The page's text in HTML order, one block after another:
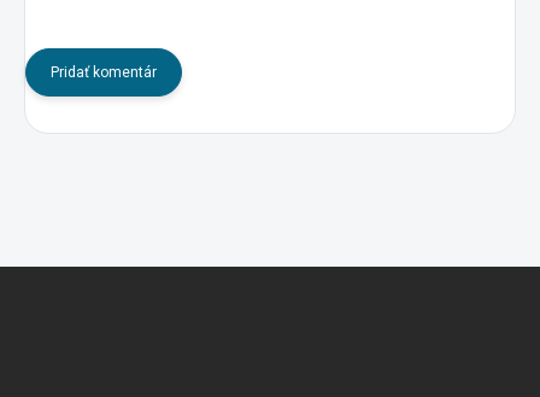
Pridať komentár